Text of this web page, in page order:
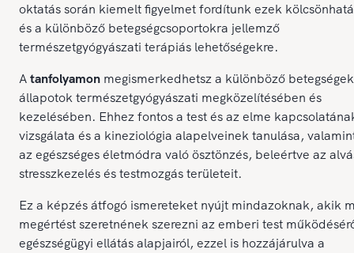
oktatás során kiemelt figyelmet fordítunk ezek
és a különböző betegségcsoportokra jellemző
természetgyógyászati terápiás lehetőségekre.
Atanfolyamon megismerkedhetsz a különböző
állapotok természetgyógyászati megközelítésében és
kezelésében. Ehhez fontos a test és az elme
vizsgálata és a kineziológia alapelveinek tanulása,
az egészséges életmódra való ösztönzés, beleértve az
stresszkezelés és testmozgás területeit.
Ez a képzés átfogó ismereteket nyújt mindazoknak, akik
megértést szeretnének szerezni az emberi test
egészségügyi ellátás alapjairól, ezzel is hozzájárulva a